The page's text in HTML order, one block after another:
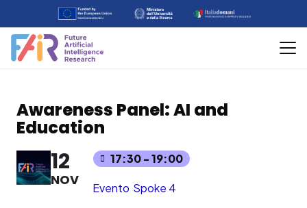
Awareness Panel: AI and
Education
12
NOV
17:30 - 19:00
Evento Spoke 4